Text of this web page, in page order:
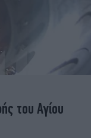
του Αγίου